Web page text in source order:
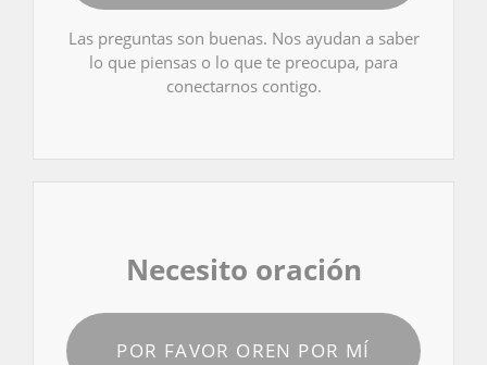
Las preguntas son buenas. Nos ayudan a saber
lo que piensas o lo que te preocupa, para
conectarnos contigo.
Necesito oración
POR FAVOR OREN POR MÍ